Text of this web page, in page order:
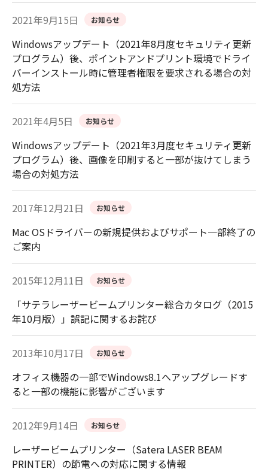
2021年9月15日 お知らせ
Windowsアップデート（2021年8月度セキュリティ更新
プログラム）後、ポイントアンドプリント環境でドライ
バーインストール時に管理者権限を要求される場合の対
処方法
2021年4月5日 お知らせ
Windowsアップデート（2021年3月度セキュリティ更新
プログラム）後、画像を印刷すると一部が抜けてしまう
場合の対処方法
2017年12月21日 お知らせ
Mac OSドライバーの新規提供およびサポート一部終了の
ご案内
2015年12月11日 お知らせ
「サテラレーザービームプリンター総合カタログ（2015
年10月版）」誤記に関するお詫び
2013年10月17日 お知らせ
オフィス機器の一部でWindows8.1へアップグレードす
ると一部の機能に影響がございます
2012年9月14日 お知らせ
レーザービームプリンター（Satera LASER BEAM
PRINTER）の節電への対応に関する情報